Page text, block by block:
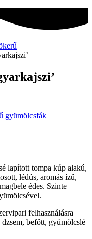
gyümölcsfák
lapított tompa kúp alakú,
lédús, aromás ízű,
édes. Szinte
felhasználásra
befőtt, gyümölcslé